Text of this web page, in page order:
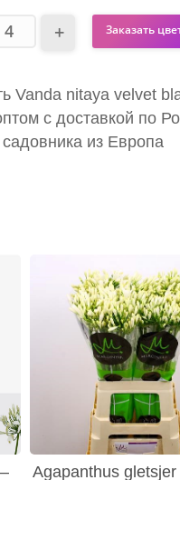
Заказать
Vanda nitaya velvet
с доставкой по
из Европа
Agapanthus